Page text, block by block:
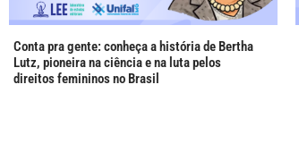
Conta pra gente: conheça a história de Bertha
Lutz, pioneira na ciência e na luta pelos
direitos femininos no Brasil